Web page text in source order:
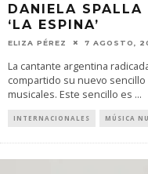
DANIELA SPALLA
‘LA ESPINA’
ELIZA PÉREZ 7 AGOSTO,
La cantante argentina
compartido su nuevo
musicales. Este sencillo es ...
INTERNACIONALES MÚSICA